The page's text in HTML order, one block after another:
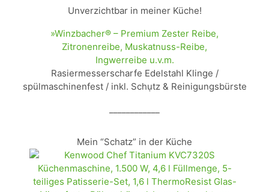
Unverzichtbar in meiner Küche!
»Winzbacher® – Premium Zester Reibe,
Zitronenreibe, Muskatnuss-Reibe,
Ingwerreibe u.v.m.
Rasiermesserscharfe Edelstahl Klinge /
spülmaschinenfest / inkl. Schụtz & Reinigungsbürste
Mein “Schatz” in der Küche